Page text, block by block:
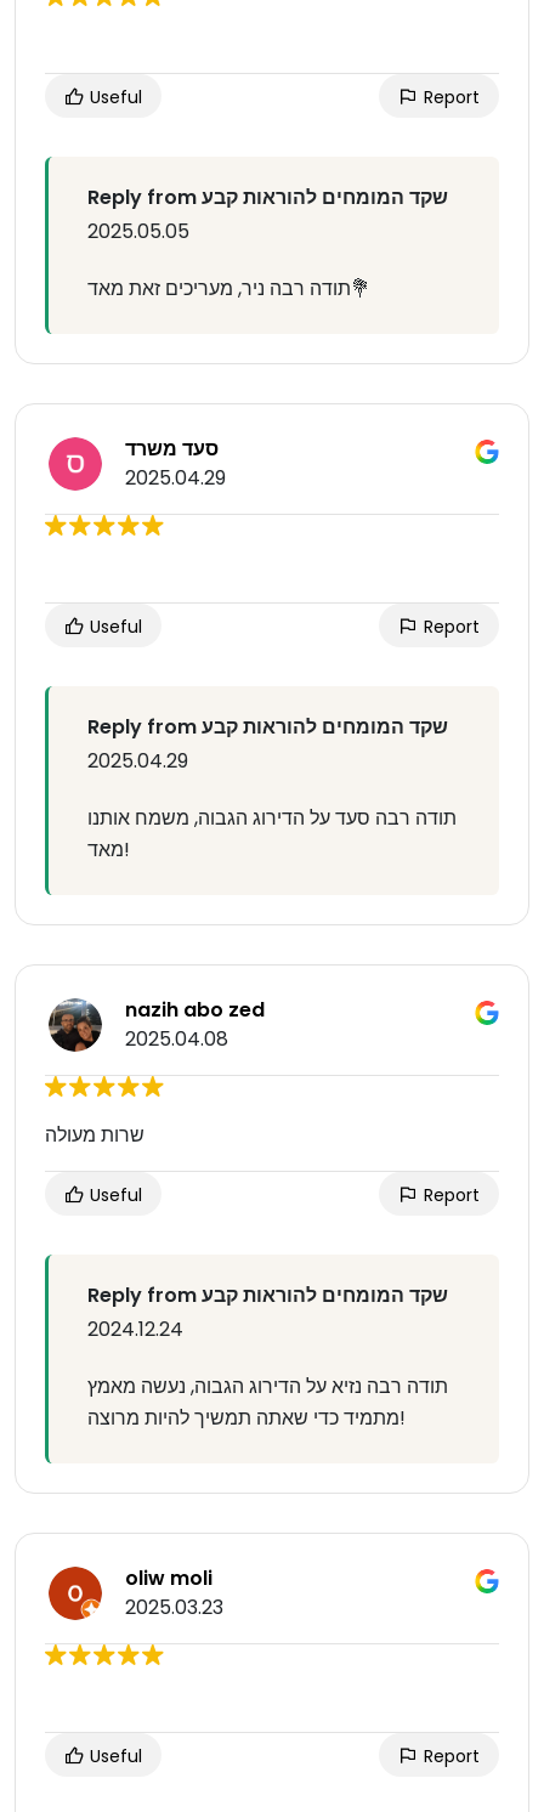
Useful Report
Reply from שקד המומחים להוראות קבע
2025.05.05
תודה רבה ניר, מעריכים זאת מאד💐
סעד משרד
2025.04.29
Useful Report
Reply from שקד המומחים להוראות קבע
2025.04.29
תודה רבה סעד על הדירוג הגבוה, משמח אותנו
מאד!
nazih abo zed
2025.04.08
שרות מעולה
Useful Report
Reply from שקד המומחים להוראות קבע
2024.12.24
תודה רבה נזיא על הדירוג הגבוה, נעשה מאמץ
מתמיד כדי שאתה תמשיך להיות מרוצה!
oliw moli
2025.03.23
Useful Report